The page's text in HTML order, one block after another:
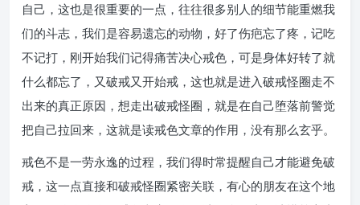
自己，这也是很重要的一点，往往很多别人的细节能重燃我
们的斗志，我们是容易遗忘的动物，好了伤疤忘了疼，记吃
不记打，刚开始我们记得痛苦决心戒色，可是身体好转了就
什么都忘了，又破戒又开始戒，这也就是进入破戒怪圈走不
出来的真正原因，想走出破戒怪圈，就是在自己堕落前警觉
把自己拉回来，这就是读戒色文章的作用，没有那么玄乎。
戒色不是一劳永逸的过程，我们得时常提醒自己才能避免破
戒，这一点直接和破戒怪圈紧密关联，有心的朋友在这个地